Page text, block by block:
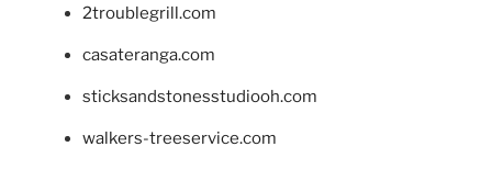
2troublegrill.com
casateranga.com
sticksandstonesstudiooh.com
walkers-treeservice.com